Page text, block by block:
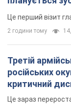
Це перший візит
2 години тому
Третій
російських
критичний
Це зараз